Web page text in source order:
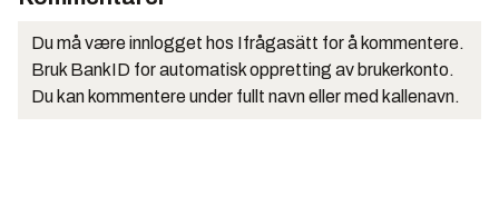
Du må være innlogget hos Ifrågasätt for å kommentere.
Bruk BankID for automatisk oppretting av brukerkonto.
Du kan kommentere under fullt navn eller med kallenavn.